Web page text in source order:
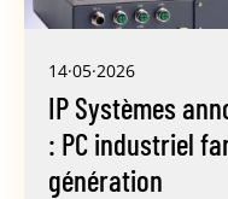
14·05·2026
IP Systèmes
: PC industriel
génération